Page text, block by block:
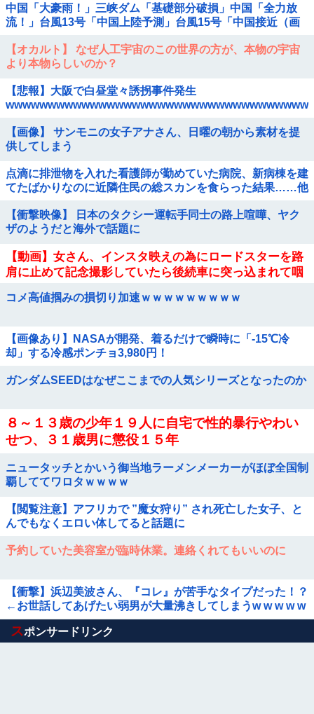
中国「大豪雨！」三峡ダム「基礎部分破損」中国「全力放
流！」台風13号「中国上陸予測」台風15号「中国接近（画
【オカルト】 なぜ人工宇宙のこの世界の方が、本物の宇宙
より本物らしいのか？
【悲報】大阪で白昼堂々誘拐事件発生
wwwwwwwwwwwwwwwwwwwwwwwwwwwwwwwwwwww
【画像】 サンモニの女子アナさん、日曜の朝から素材を提
供してしまう
点滴に排泄物を入れた看護師が勤めていた病院、新病棟を建
てたばかりなのに近隣住民の総スカンを食らった結果……他
【衝撃映像】 日本のタクシー運転手同士の路上喧嘩、ヤク
ザのようだと海外で話題に
【動画】女さん、インスタ映えの為にロードスターを路
肩に止めて記念撮影していたら後続車に突っ込まれて咽
び泣くwwwwwwwwwwwwwww
コメ高値掴みの損切り加速ｗｗｗｗｗｗｗｗｗ
【画像あり】NASAが開発、着るだけで瞬時に「-15℃冷
却」する冷感ポンチョ3,980円！
ガンダムSEEDはなぜここまでの人気シリーズとなったのか
８～１３歳の少年１９人に自宅で性的暴行やわい
せつ、３１歳男に懲役１５年
ニュータッチとかいう御当地ラーメンメーカーがほぼ全国制
覇しててワロタｗｗｗｗ
【閲覧注意】アフリカで ”魔女狩り” され死亡した女子、と
んでもなくエロい体してると話題に
予約していた美容室が臨時休業。連絡くれてもいいのに
【衝撃】浜辺美波さん、『コレ』が苦手なタイプだった！？
←お世話してあげたい弱男が大量沸きしてしまうw w w w w
w w w w
Powered by livedoor 相互RSS
スポンサードリンク